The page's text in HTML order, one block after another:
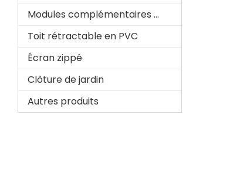
Modules complémentaires optionnels pour pergola
Toit rétractable en PVC
Écran zippé
Clôture de jardin
Autres produits